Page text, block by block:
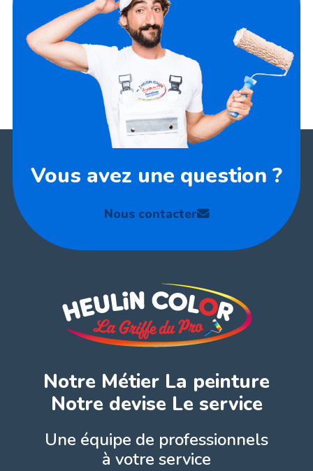
Vous avez une question ?
Nous contacter
Notre Métier La peinture
Notre devise Le service
Une équipe de professionnels
à votre service